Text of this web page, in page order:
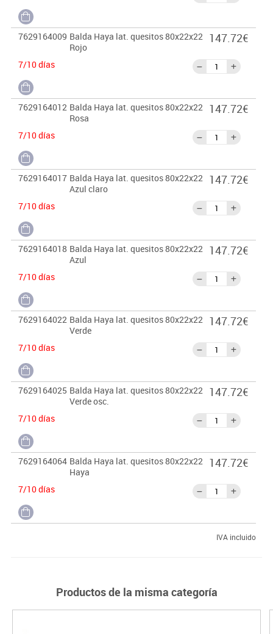
7629164009 Balda Haya lat. quesitos 80x22x22
Rojo
7/10 días
147.72€
7629164012 Balda Haya lat. quesitos 80x22x22
Rosa
7/10 días
147.72€
7629164017 Balda Haya lat. quesitos 80x22x22
Azul claro
7/10 días
147.72€
7629164018 Balda Haya lat. quesitos 80x22x22
Azul
7/10 días
147.72€
7629164022 Balda Haya lat. quesitos 80x22x22
Verde
7/10 días
147.72€
7629164025 Balda Haya lat. quesitos 80x22x22
Verde osc.
7/10 días
147.72€
7629164064 Balda Haya lat. quesitos 80x22x22
Haya
7/10 días
147.72€
IVA incluido
Productos de la misma categoría